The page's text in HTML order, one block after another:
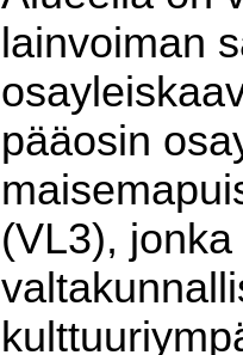
lainvoiman
pääosin
(VL3),